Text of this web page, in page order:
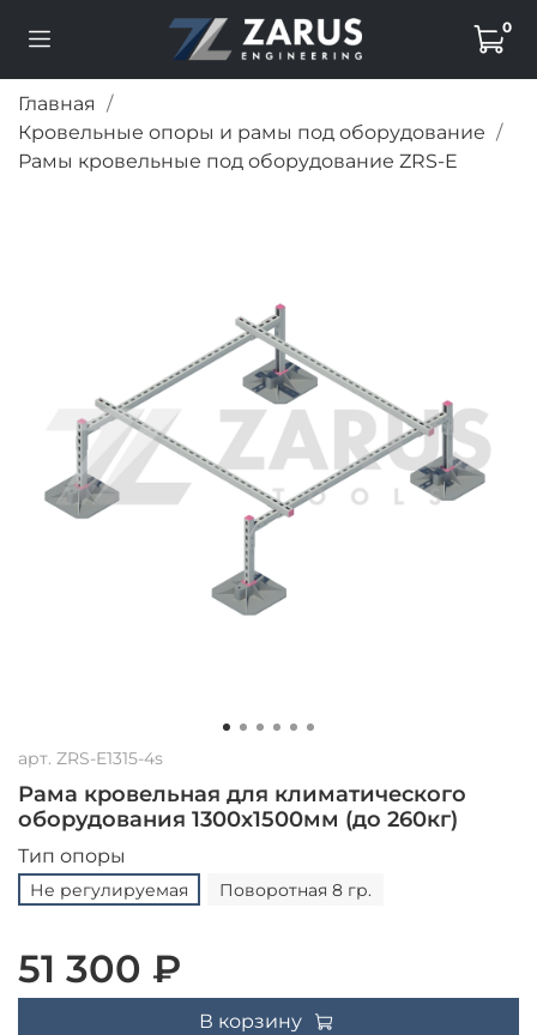
0
Главная
Кровельные опоры и рамы под оборудование
Рамы кровельные под оборудование ZRS-E
арт. ZRS-E1315-4s
Рама кровельная для климатического
оборудования 1300х1500мм (до 260кг)
Тип опоры
Не регулируемая Поворотная 8 гр.
51 300 ₽
В корзину